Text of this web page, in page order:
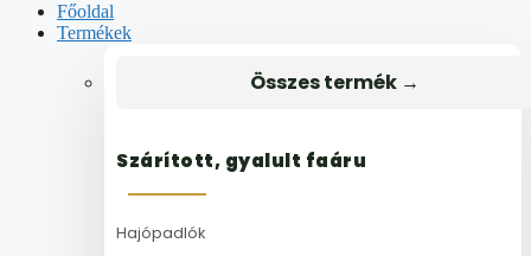
Főoldal
Termékek
Összes termék →
Szárított, gyalult faáru
Hajópadlók